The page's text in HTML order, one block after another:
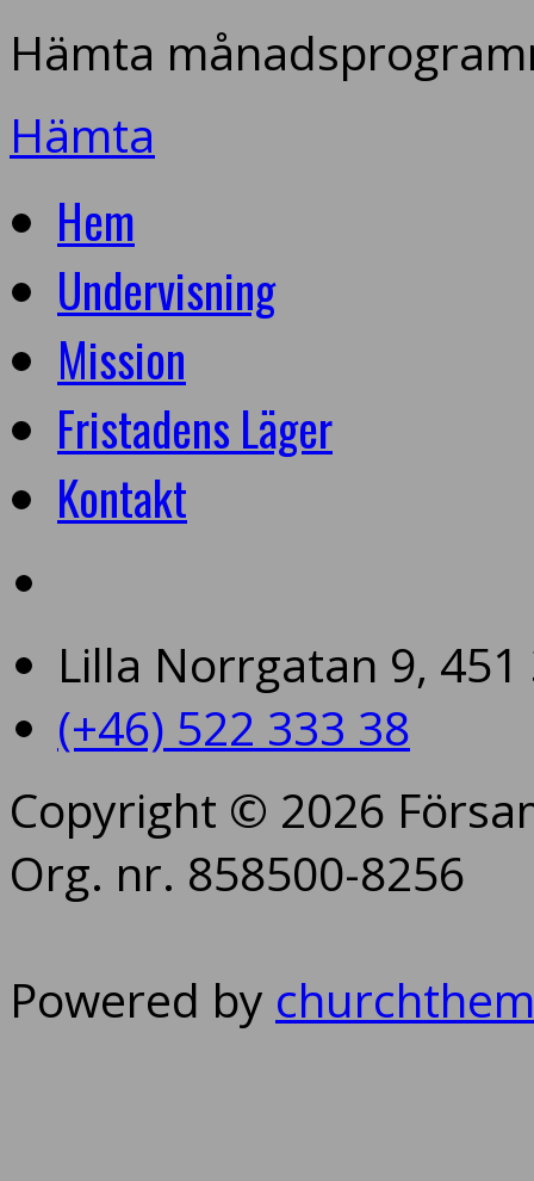
Hämta
Hämta
Hem
Undervisning
Mission
Fristadens Läger
Kontakt
Lilla Norrgatan 9, 451
(+46) 522 333 38
Copyright © 2026
Org. nr. 858500-8256
Powered by